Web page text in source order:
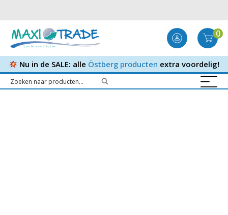
0
Nu in de SALE: alle Östberg producten extra voordelig!